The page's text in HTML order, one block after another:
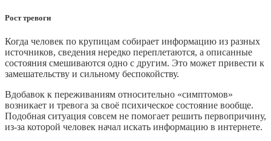
Рост тревоги
Когда человек по крупицам собирает информацию из разных
источников, сведения нередко переплетаются, а описанные
состояния смешиваются одно с другим. Это может привести к
замешательству и сильному беспокойству.
Вдобавок к переживаниям относительно «симптомов»
возникает и тревога за своё психическое состояние вообще.
Подобная ситуация совсем не помогает решить первопричину,
из‑за которой человек начал искать информацию в интернете.